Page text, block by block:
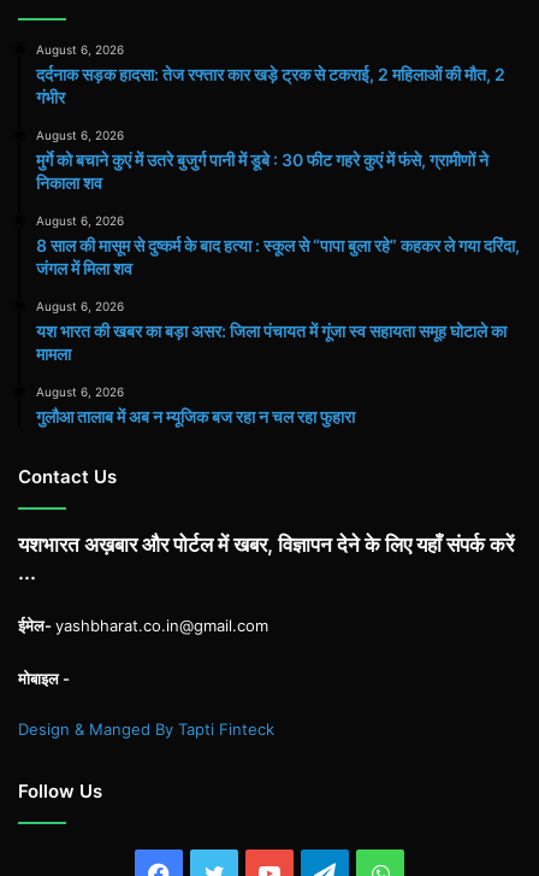
August 6, 2026
दर्दनाक सड़क हादसा: तेज रफ्तार कार खड़े ट्रक से टकराई, 2 महिलाओं की मौत, 2
गंभीर
August 6, 2026
मुर्गे को बचाने कुएं में उतरे बुजुर्ग पानी में डूबे : 30 फीट गहरे कुएं में फंसे, ग्रामीणों ने
निकाला शव
August 6, 2026
8 साल की मासूम से दुष्कर्म के बाद हत्या : स्कूल से “पापा बुला रहे” कहकर ले गया दरिंदा,
जंगल में मिला शव
August 6, 2026
यश भारत की खबर का बड़ा असर: जिला पंचायत में गूंजा स्व सहायता समूह घोटाले का
मामला
August 6, 2026
गुलौआ तालाब में अब न म्यूजिक बज रहा न चल रहा फुहारा
Contact Us
यशभारत अख़बार और पोर्टल में खबर, विज्ञापन देने के लिए यहाँ संपर्क करें
...
ईमेल-yashbharat.co.in@gmail.com
मोबाइल -
Design & Manged By Tapti Finteck
Follow Us